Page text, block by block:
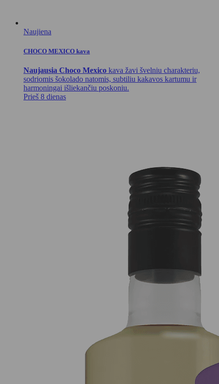
Naujiena
CHOCO MEXICO kava
Naujausia Choco Mexico kava žavi švelniu charakteriu,
sodriomis šokolado natomis, subtiliu kakavos kartumu ir
harmoningai išliekančiu poskoniu.
Prieš 8 dienas